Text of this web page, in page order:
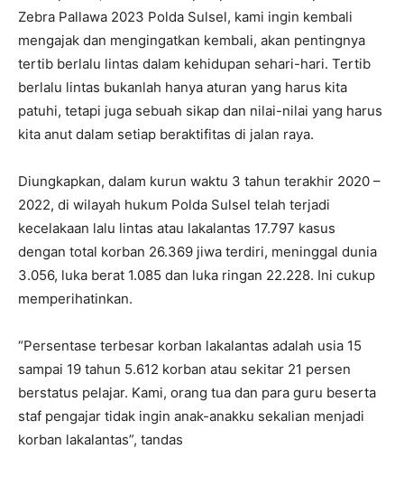
Zebra Pallawa 2023 Polda Sulsel, kami ingin kembali
mengajak dan mengingatkan kembali, akan pentingnya
tertib berlalu lintas dalam kehidupan sehari-hari. Tertib
berlalu lintas bukanlah hanya aturan yang harus kita
patuhi, tetapi juga sebuah sikap dan nilai-nilai yang harus
kita anut dalam setiap beraktifitas di jalan raya.
Diungkapkan, dalam kurun waktu 3 tahun terakhir 2020 –
2022, di wilayah hukum Polda Sulsel telah terjadi
kecelakaan lalu lintas atau lakalantas 17.797 kasus
dengan total korban 26.369 jiwa terdiri, meninggal dunia
3.056, luka berat 1.085 dan luka ringan 22.228. Ini cukup
memperihatinkan.
“Persentase terbesar korban lakalantas adalah usia 15
sampai 19 tahun 5.612 korban atau sekitar 21 persen
berstatus pelajar. Kami, orang tua dan para guru beserta
staf pengajar tidak ingin anak-anakku sekalian menjadi
korban lakalantas”, tandas